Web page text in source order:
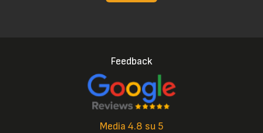
Feedback
Media 4.8 su 5